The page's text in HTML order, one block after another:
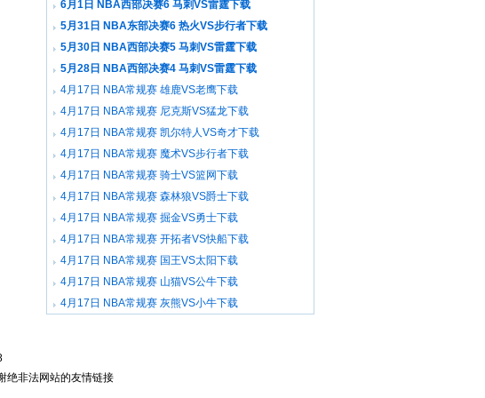
6月1日 NBA西部决赛6 马刺VS雷霆下载
5月31日 NBA东部决赛6 热火VS步行者下载
5月30日 NBA西部决赛5 马刺VS雷霆下载
5月28日 NBA西部决赛4 马刺VS雷霆下载
4月17日 NBA常规赛 雄鹿VS老鹰下载
4月17日 NBA常规赛 尼克斯VS猛龙下载
4月17日 NBA常规赛 凯尔特人VS奇才下载
4月17日 NBA常规赛 魔术VS步行者下载
4月17日 NBA常规赛 骑士VS篮网下载
4月17日 NBA常规赛 森林狼VS爵士下载
4月17日 NBA常规赛 掘金VS勇士下载
4月17日 NBA常规赛 开拓者VS快船下载
4月17日 NBA常规赛 国王VS太阳下载
4月17日 NBA常规赛 山猫VS公牛下载
4月17日 NBA常规赛 灰熊VS小牛下载
绝非法网站的友情链接